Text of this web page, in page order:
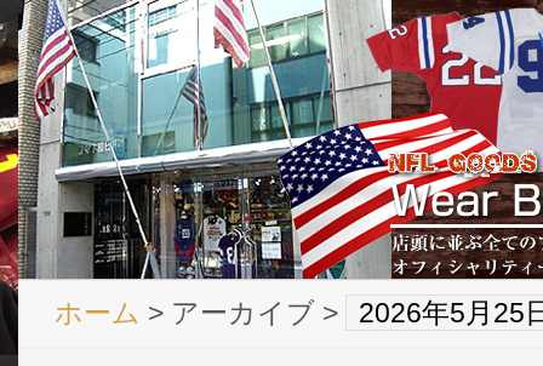
ホーム > アーカイブ > 2026年5月25